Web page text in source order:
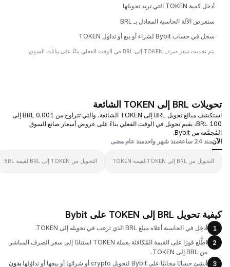
أدخل كمية TOKEN التي تريد تحويلها
ستعرض الآلة الحاسبة المعادل بـ BRL
سجل في حساب Bybit لشراء أو بيع أو تداول TOKEN
يتم تحديث سعر صرف TOKEN إلى BRL في الوقت الفعلي بناءً على بيانات السوق.
تحويلات BRL إلى TOKEN الشائعة
استكشف مبالغ تحويل BRL إلى TOKEN الشائعة، والتي تتراوح من 0.001 BRL إلى
100 BRL، بقيم تحويل في الوقت الفعلي بناءً على عروض أسعار صانع السوق
المُجمَّعة من Bybit.
الآنمنذ 24 ساعة منذ شهر واحدمنذ عام مضى
التحويل من BRL إلى TOKEN القيمة TOKEN التحويل من TOKEN إلى BRL القيمة BRL
كيفية تحويل BRL إلى TOKEN على Bybit
1
أدخِل في الحاسبة أعلاه مبلغ BRL الذي ترغب في تحويله إلى TOKEN.
2
اطَّلع فورًا على القيمة المُكافئة بعملة TOKEN استنادًا إلى سعر الصرف المباشر
من BRL إلى TOKEN.
3
أنشِئ حسابًا مجانيًا على Bybit لتحويل crypto أو شرائها أو بيعها أو تداوُلها بدون